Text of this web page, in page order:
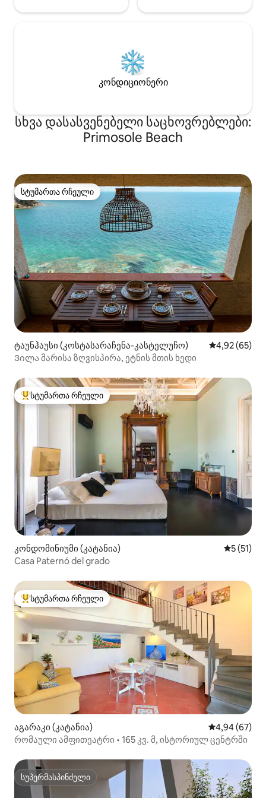
კონდიციონერი
სხვა დასასვენებელი საცხოვრებლები:
Primosole Beach
სტუმართა რჩეული
სტუმართა რჩეული
ტაუნჰაუსი (კოსტასარაჩენა-კასტელუჩო) საშუალო
4,92 (65)
Ვილა მარისა ზღვისპირა, ეტნის მთის ხედი
სტუმართა რჩეული მოწინავე ვარიანტი
სტუმართა რჩეული
კონდომინიუმი (კატანია) საშუალო
5 (51)
Casa Paternó del grado
სტუმართა რჩეული მოწინავე ვარიანტი
სტუმართა რჩეული
აგარაკი (კატანია) საშუალო
4,94 (67)
რომაული ამფითეატრი • 165 კვ. მ, ისტორიულ ცენტრში
სუპერმასპინძელი
სუპერმასპინძელი